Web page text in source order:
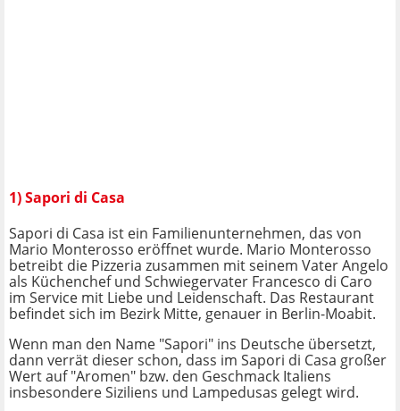
1) Sapori di Casa
Sapori di Casa ist ein Familienunternehmen, das von
Mario Monterosso eröffnet wurde. Mario Monterosso
betreibt die Pizzeria zusammen mit seinem Vater Angelo
als Küchenchef und Schwiegervater Francesco di Caro
im Service mit Liebe und Leidenschaft. Das Restaurant
befindet sich im Bezirk Mitte, genauer in Berlin-Moabit.
Wenn man den Name "Sapori" ins Deutsche übersetzt,
dann verrät dieser schon, dass im Sapori di Casa großer
Wert auf "Aromen" bzw. den Geschmack Italiens
insbesondere Siziliens und Lampedusas gelegt wird.